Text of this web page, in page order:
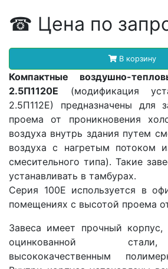
☎ Цена по
В корзину
Компактные воздушно-
2.5П1120Е (модификация
2.5П112Е) предназначены для
проема от проникновения
воздуха внутрь здания путем
воздуха с нагретым потоком
смесительного типа). Такие
устанавливать в тамбурах.
Серия 100Е используется в
помещениях с высотой проема
Завеса имеет прочный корпус,
оцинкованной
высококачественным